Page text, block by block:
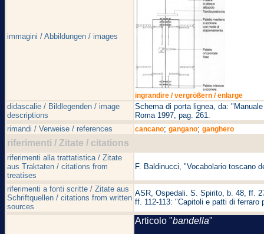
immagini / Abbildungen / images
ingrandire / vergrößern / enlarge
didascalie / Bildlegenden / image
descriptions
Schema di porta lignea, da:
Roma 1997, pag. 261.
rimandi / Verweise / references
cancano;gangano;ganghero
riferimenti / Zitate / citations
riferimenti alla trattatistica / Zitate
aus Traktaten / citations from
treatises
F. Baldinucci, "Vocabolario toscano
riferimenti a fonti scritte / Zitate aus
Schriftquellen / citations from written
sources
ASR, Ospedali. S. Spirito, b. 48, ff.
ff. 112-113: "Capitoli e patti di
Articolo "bandella"